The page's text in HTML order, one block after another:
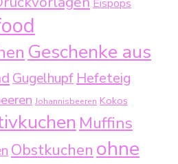
Eispops
Geschenke aus
Gugelhupf Hefeteig
Johannisbeeren Kokos
Muffins
Obstkuchen ohne